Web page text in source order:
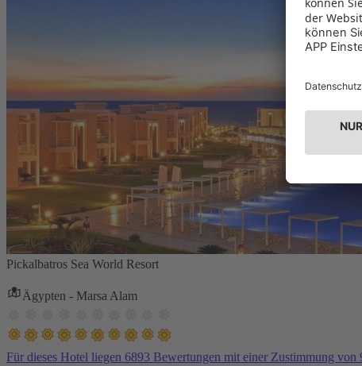
Pickalbatros Sea World Resort
Ägypten - Marsa Alam
Für dieses Hotel liegen 6893 Bewertungen mit einer Zustimmung von